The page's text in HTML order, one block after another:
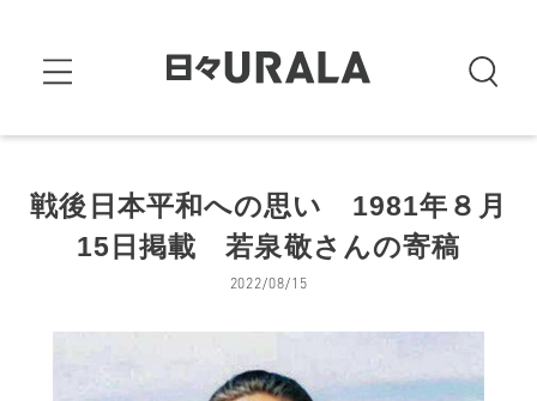
戦後日本平和への思い 1981年８月
15日掲載 若泉敬さんの寄稿
2022/08/15